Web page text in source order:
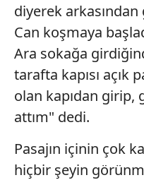
diyerek
Can koşmaya
Ara sokağa
tarafta kapısı açık
olan kapıdan girip,
attım" dedi.
Pasajın içinin çok
hiçbir şeyin